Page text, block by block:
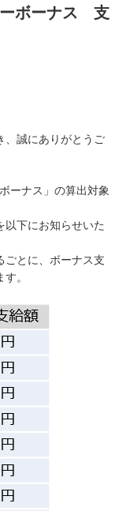
ーボーナス 支
、誠にありがとうご
ーナス」の算出対象
以下にお知らせいた
ごとに、ボーナス支
。